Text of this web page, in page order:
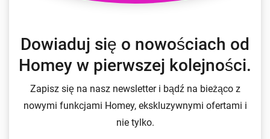
Dowiaduj się o nowościach od
Homey w pierwszej kolejności.
Zapisz się na nasz newsletter i bądź na bieżąco z
nowymi funkcjami Homey, ekskluzywnymi ofertami i
nie tylko.